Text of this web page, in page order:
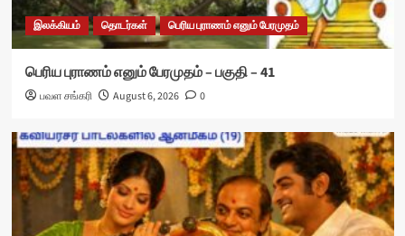
இலக்கியம் தொடர்கள் பெரிய புராணம் எனும் பேரமுதம்
பெரிய புராணம் எனும் பேரமுதம் – பகுதி – 41
பவள சங்கரி August 6, 2026 0